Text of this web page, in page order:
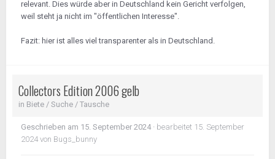
relevant. Dies würde aber in Deutschland kein Gericht verfolgen,
weil steht ja nicht im "öffentlichen Interesse".
Fazit: hier ist alles viel transparenter als in Deutschland.
Collectors Edition 2006 gelb
in Biete / Suche / Tausche
Geschrieben am 15. September 2024· bearbeitet 15. September
2024 von Bugs_bunny